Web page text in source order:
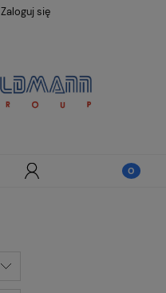
Zaloguj się